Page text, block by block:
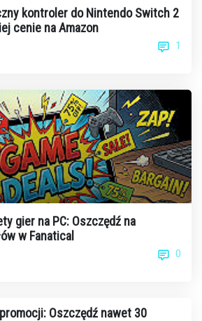
kontroler do Nintendo Switch 2
cenie na Amazon
1
gier na PC: Oszczędź na
w Fanatical
0
Oszczędź nawet 30